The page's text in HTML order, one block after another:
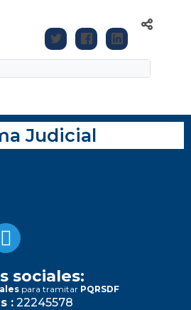
Judicial
sociales:
para tramitar PQRSDF
: 22245578